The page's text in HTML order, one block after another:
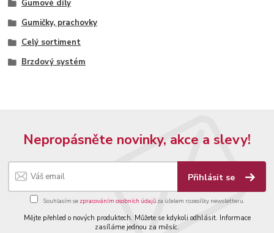
Gumové díly
Gumičky, prachovky
Celý sortiment
Brzdový systém
Nepropásněte novinky, akce a slevy!
Přihlásit se
Souhlasím se zpracováním osobních údajůza účelem rozesílky newsletteru.
Mějte přehled o nových produktech. Můžete se kdykoli odhlásit. Informace
zasíláme jednou za měsíc.